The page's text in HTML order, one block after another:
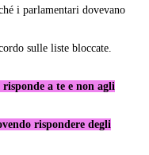
i parlamentari dovevano
sulle liste bloccate.
a te e non agli
rispondere degli